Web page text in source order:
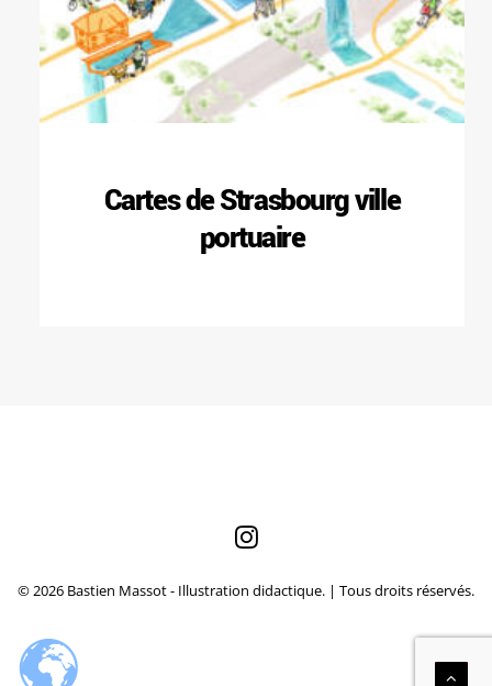
Cartes de Strasbourg ville
portuaire
© 2026 Bastien Massot - Illustration didactique. | Tous droits réservés.